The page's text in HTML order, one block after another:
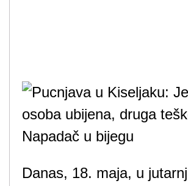
Danas, 18. maja, u